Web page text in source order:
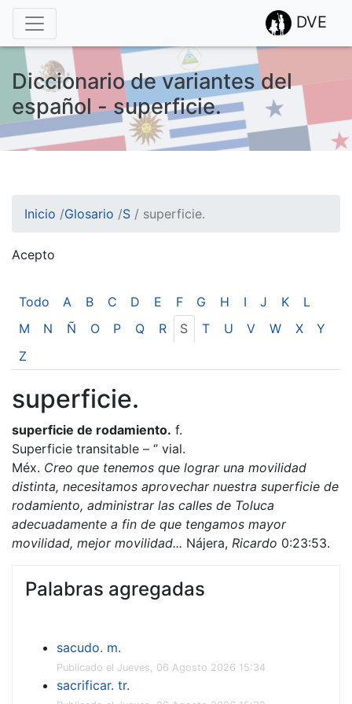
DVE
Diccionario de variantes del
español - superficie.
Inicio /Glosario /S / superficie.
Acepto
Todo A B C D E F G H I J K
L
M
N Ñ O P Q R S T U V W X
Y
Z
superficie.
superficie de rodamiento. f.
Superficie transitable – ‘’ vial.
Méx. Creo que tenemos que lograr una movilidad
distinta, necesitamos aprovechar nuestra superficie de
rodamiento, administrar las calles de Toluca
adecuadamente a fin de que tengamos mayor
movilidad, mejor movilidad... Nájera, Ricardo 0:23:53.
Palabras agregadas
sacudo. m.
Publicado el Jueves, 06 Agosto 2026 15:34
sacrificar. tr.